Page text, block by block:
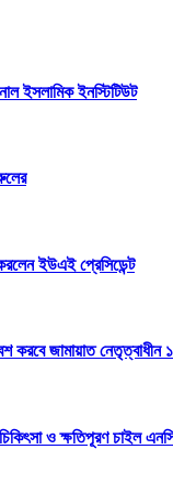
ইসলামিক ইনস্টিটিউট
ইউএই প্রেসিডেন্ট
করবে জামায়াত নেতৃত্বাধীন
ও ক্ষতিপূরণ চাইল